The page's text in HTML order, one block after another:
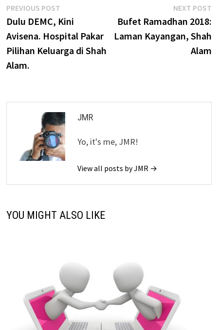
Post
navigation
PREVIOUS POSTPrevious
post:
Dulu DEMC, Kini
Avisena. Hospital Pakar
Pilihan Keluarga di Shah
Alam.
NEXT POST
Bufet Ramadhan 2018:
Laman Kayangan, Shah
Alam
JMR
Yo, it's me, JMR!
View all posts by JMR →
YOU MIGHT ALSO LIKE